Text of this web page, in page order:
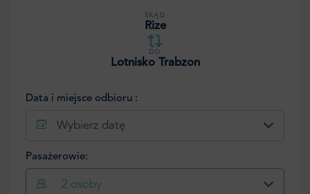
SKĄD
Rize
DO
Lotnisko Trabzon
Data i miejsce odbioru :
Wybierz datę
Pasażerowie:
2 osoby